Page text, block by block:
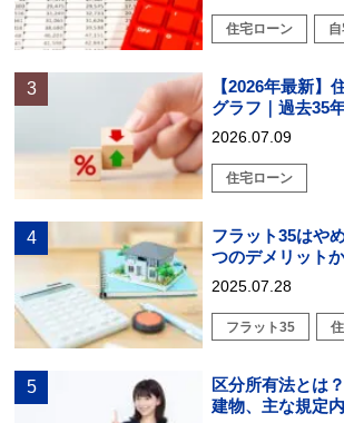
住宅ローン
【2026年最新】
グラフ｜過去35
える戦略的選び方
2026.07.09
住宅ローン
フラット35はや
つのデメリット
2025.07.28
フラット35
区分所有法とは
建物、主な規定